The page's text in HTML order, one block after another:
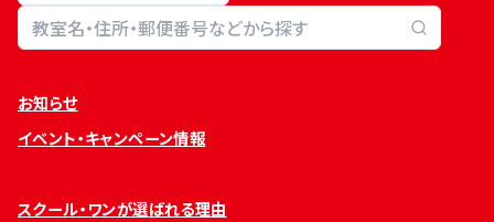
教室検索
お知らせ
イベント・キャンペーン情報
スクール・ワンが選ばれる理由